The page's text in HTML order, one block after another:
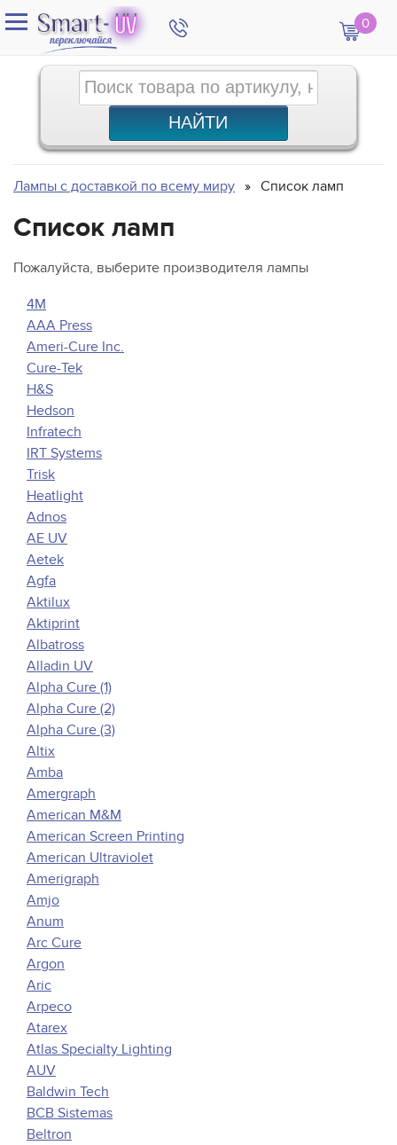
0
Лампы с доставкой по всему миру Список ламп
Список ламп
Пожалуйста, выберите производителя лампы
4M
AAA Press
Ameri-Cure Inc.
Cure-Tek
H&S
Hedson
Infratech
IRT Systems
Trisk
Heatlight
Adnos
AE UV
Aetek
Agfa
Aktilux
Aktiprint
Albatross
Alladin UV
Alpha Cure (1)
Alpha Cure (2)
Alpha Cure (3)
Altix
Amba
Amergraph
American M&M
American Screen Printing
American Ultraviolet
Amerigraph
Amjo
Anum
Arc Cure
Argon
Aric
Arpeco
Atarex
Atlas Specialty Lighting
AUV
Baldwin Tech
BCB Sistemas
Beltron